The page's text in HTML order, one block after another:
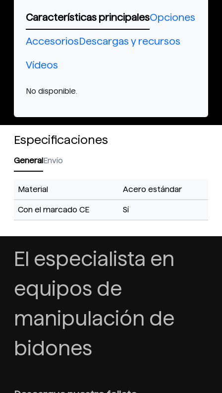
Características principalesOpciones
AccesoriosDescargas y recursos
Vídeos
No disponible.
Especificaciones
GeneralEnvío
Material Acero estándar
Con el marcado CE Sí
El especialista en
equipos de
manipulación de
bidones